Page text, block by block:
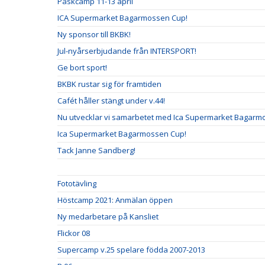
ICA Supermarket Bagarmossen Cup!
Ny sponsor till BKBK!
Jul-nyårserbjudande från INTERSPORT!
Ge bort sport!
BKBK rustar sig för framtiden
Cafét håller stängt under v.44!
Nu utvecklar vi samarbetet med Ica Supermarket
Ica Supermarket Bagarmossen Cup!
Tack Janne Sandberg!
Fototävling
Höstcamp 2021: Anmälan öppen
Ny medarbetare på Kansliet
Flickor 08
Supercamp v.25 spelare födda 2007-2013